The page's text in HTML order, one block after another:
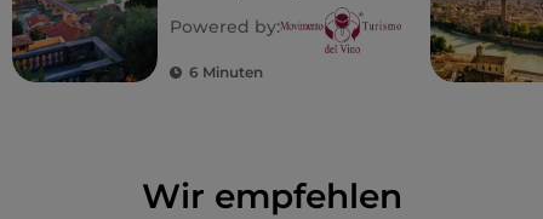
geschmackvolle Orte
in Verona
Powered by:
6 Minuten
Wir empfehlen